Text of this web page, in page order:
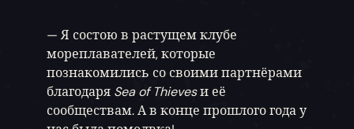
— Я состою в растущем клубе
мореплавателей, которые
познакомились со своими партнёрами
благодаря Sea of Thievesи её
сообществам. А в конце прошлого года у